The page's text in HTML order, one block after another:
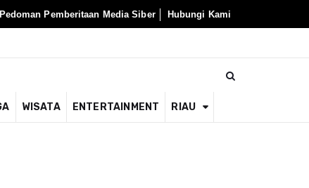
Pedoman Pemberitaan Media Siber Hubungi Kami
WISATA ENTERTAINMENT RIAU